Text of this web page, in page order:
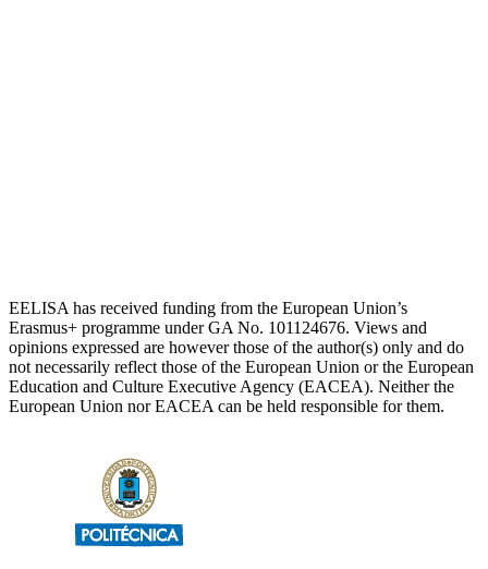
EELISA has received funding from the European Union’s
Erasmus+ programme under GA No. 101124676. Views and
opinions expressed are however those of the author(s) only and do
not necessarily reflect those of the European Union or the European
Education and Culture Executive Agency (EACEA). Neither the
European Union nor EACEA can be held responsible for them.